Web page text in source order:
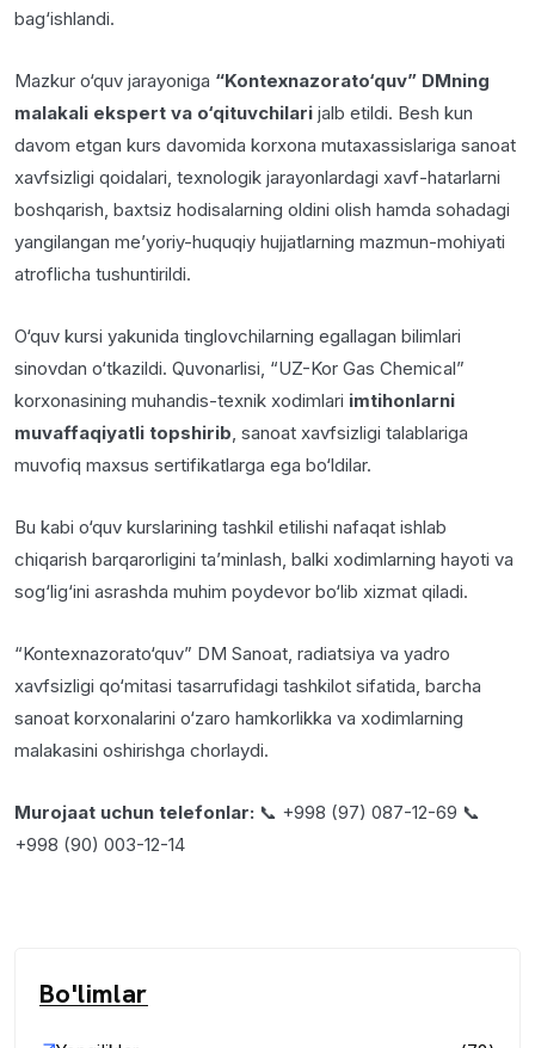
bag‘ishlandi.
Mazkur o‘quv jarayoniga “Kontexnazorato‘quv” DMning
malakali ekspert va o‘qituvchilari jalb etildi. Besh kun
davom etgan kurs davomida korxona mutaxassislariga sanoat
xavfsizligi qoidalari, texnologik jarayonlardagi xavf-hatarlarni
boshqarish, baxtsiz hodisalarning oldini olish hamda sohadagi
yangilangan me’yoriy-huquqiy hujjatlarning mazmun-mohiyati
atroflicha tushuntirildi.
O‘quv kursi yakunida tinglovchilarning egallagan bilimlari
sinovdan o‘tkazildi. Quvonarlisi, “UZ-Kor Gas Chemical”
korxonasining muhandis-texnik xodimlari imtihonlarni
muvaffaqiyatli topshirib, sanoat xavfsizligi talablariga
muvofiq maxsus sertifikatlarga ega bo‘ldilar.
Bu kabi o‘quv kurslarining tashkil etilishi nafaqat ishlab
chiqarish barqarorligini ta’minlash, balki xodimlarning hayoti va
sog‘lig‘ini asrashda muhim poydevor bo‘lib xizmat qiladi.
“Kontexnazorato‘quv” DM Sanoat, radiatsiya va yadro
xavfsizligi qo‘mitasi tasarrufidagi tashkilot sifatida, barcha
sanoat korxonalarini o‘zaro hamkorlikka va xodimlarning
malakasini oshirishga chorlaydi.
Murojaat uchun telefonlar: 📞 +998 (97) 087-12-69 📞
+998 (90) 003-12-14
Bo'limlar